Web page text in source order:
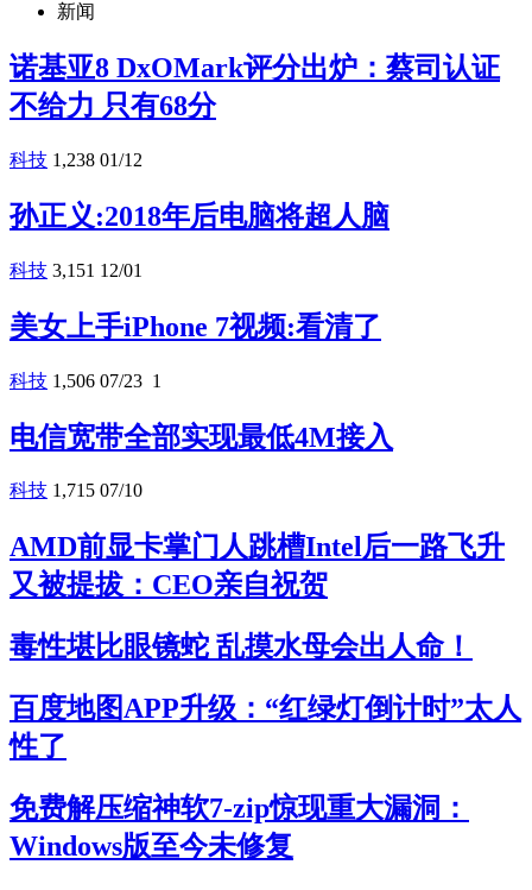
新闻
诺基亚8 DxOMark评分出炉：蔡司认证
不给力 只有68分
科技 1,238 01/12
孙正义:2018年后电脑将超人脑
科技 3,151 12/01
美女上手iPhone 7视频:看清了
科技 1,506 07/23 1
电信宽带全部实现最低4M接入
科技 1,715 07/10
AMD前显卡掌门人跳槽Intel后一路飞升
又被提拔：CEO亲自祝贺
毒性堪比眼镜蛇 乱摸水母会出人命！
百度地图APP升级：“红绿灯倒计时”太人
性了
免费解压缩神软7-zip惊现重大漏洞：
Windows版至今未修复